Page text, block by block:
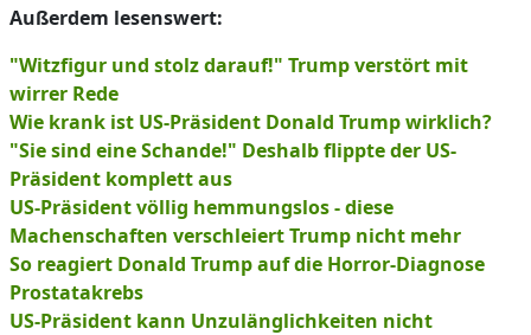
Außerdem lesenswert:
"Witzfigur und stolz darauf!" Trump verstört mit
wirrer Rede
Wie krank ist US-Präsident Donald Trump wirklich?
"Sie sind eine Schande!" Deshalb flippte der US-
Präsident komplett aus
US-Präsident völlig hemmungslos - diese
Machenschaften verschleiert Trump nicht mehr
So reagiert Donald Trump auf die Horror-Diagnose
Prostatakrebs
US-Präsident kann Unzulänglichkeiten nicht